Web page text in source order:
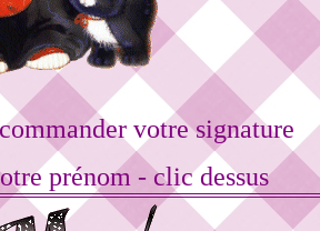
votre signature
prénom - clic dessus